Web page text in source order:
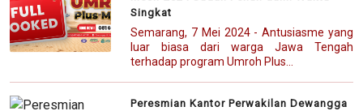
Singkat
Semarang, 7 Mei 2024 - Antusiasme yang
luar biasa dari warga Jawa Tengah
terhadap program Umroh Plus...
Peresmian Kantor Perwakilan Dewangga